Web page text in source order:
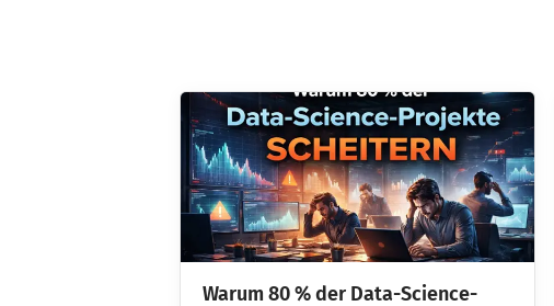
Warum 80 % der Data-Science-